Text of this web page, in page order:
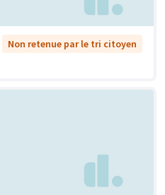
Non retenue par le tri citoyen